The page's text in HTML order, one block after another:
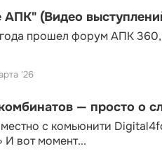
(Видео
прошел форум АПК
'26
— просто о
с комьюнити
И вот момент...